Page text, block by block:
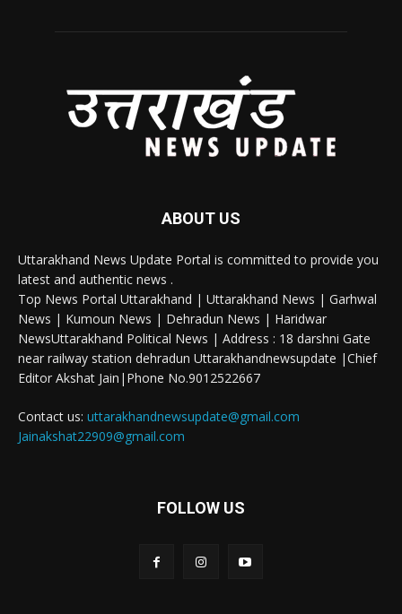
ABOUT US
Uttarakhand News Update Portal is committed to provide you
latest and authentic news .
Top News Portal Uttarakhand | Uttarakhand News | Garhwal
News | Kumoun News | Dehradun News | Haridwar
NewsUttarakhand Political News | Address : 18 darshni Gate
near railway station dehradun Uttarakhandnewsupdate |Chief
Editor Akshat Jain|Phone No.9012522667
Contact us: uttarakhandnewsupdate@gmail.com
Jainakshat22909@gmail.com
FOLLOW US